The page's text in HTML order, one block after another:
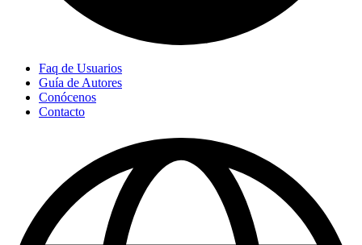
Faq de Usuarios
Guía de Autores
Conócenos
Contacto